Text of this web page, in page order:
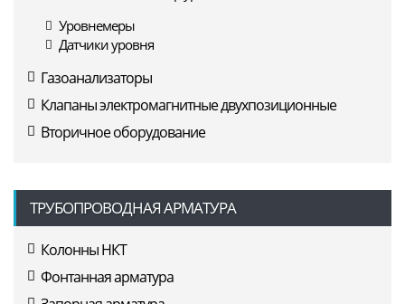
Уровнемеры
Датчики уровня
Газоанализаторы
Клапаны электромагнитные двухпозиционные
Вторичное оборудование
ТРУБОПРОВОДНАЯ АРМАТУРА
Колонны НКТ
Фонтанная арматура